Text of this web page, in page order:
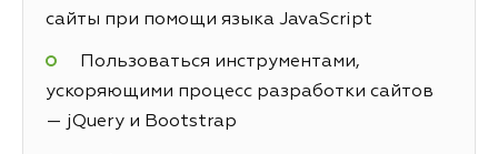
сайты при помощи языка JavaScript
Пользоваться инструментами,
ускоряющими процесс разработки сайтов
— jQuery и Bootstrap